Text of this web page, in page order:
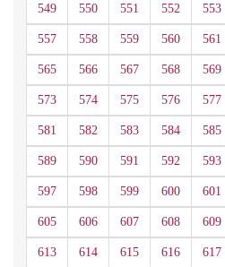
549 550 551 552 553
557 558 559 560 561
565 566 567 568 569
573 574 575 576 577
581 582 583 584 585
589 590 591 592 593
597 598 599 600 601
605 606 607 608 609
613 614 615 616 617